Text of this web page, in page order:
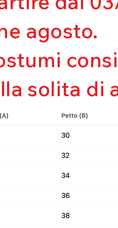
Perfetta
Bielastico
agosto.
solita di